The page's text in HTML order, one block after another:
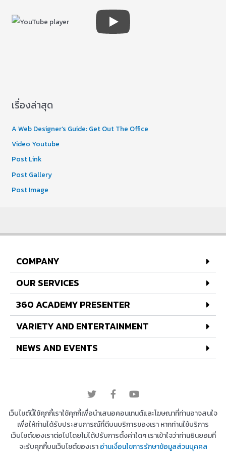
เว็บไซต์นี้ใช้คุกกี้เราใช้คุกกี้เพื่อนำเสนอคอนเทนต์และโฆษณาที่ท่านอาจสนใจ
เพื่อให้ท่านได้รับประสบการณ์ที่ดีบนบริการของเรา หากท่านใช้บริการ
เว็บไซต์ของเราต่อไปโดยไม่ได้ปรับการตั้งค่าใดๆ เราเข้าใจว่าท่านยินยอมที่
จะรับคุกกี้บนเว็บไซต์ของเราอ่านเงื่อนไขการรักษาข้อมูลส่วนบุคคล
เรื่องล่าสุด
A Web Designer’s Guide: Get Out The Office
Video Youtube
Post Link
Post Gallery
Post Image
COMPANY
OUR SERVICES
360 ACADEMY PRESENTER
VARIETY AND ENTERTAINMENT
NEWS AND EVENTS
© 2022 All rights reserved
Copyright © 2026 บริษัท 360 องศา เอ็นเตอร์เทนเม้น